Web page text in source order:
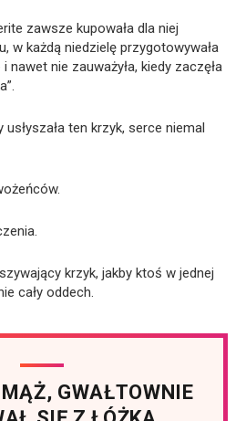
zawsze kupowała dla niej
w każdą niedzielę przygotowywała
nawet nie zauważyła, kiedy zaczęła
ten krzyk, serce niemal
krzyk, jakby ktoś w jednej
cały oddech.
GWAŁTOWNIE